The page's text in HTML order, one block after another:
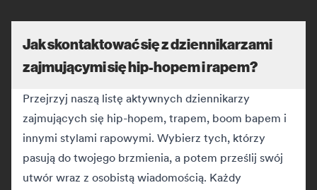
Jak skontaktować się z dziennikarzami
zajmującymi się hip-hopem i rapem?
Przejrzyj naszą listę aktywnych dziennikarzy
zajmujących się hip-hopem, trapem, boom bapem i
innymi stylami rapowymi. Wybierz tych, którzy
pasują do twojego brzmienia, a potem prześlij swój
utwór wraz z osobistą wiadomością. Każdy